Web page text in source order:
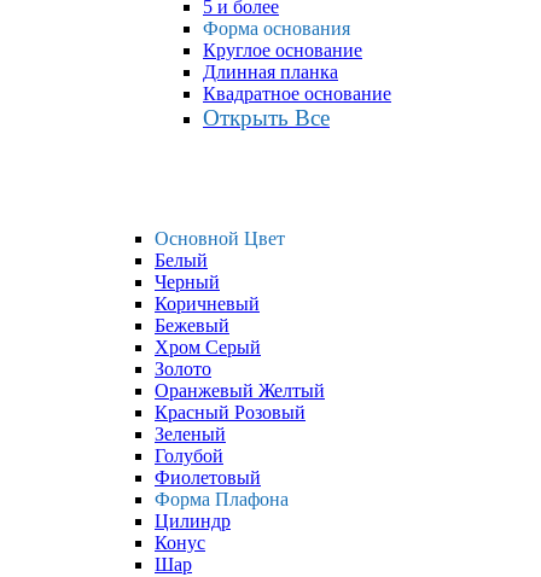
5 и более
Форма основания
Круглое основание
Длинная планка
Квадратное основание
Открыть Все
Основной Цвет
Белый
Черный
Коричневый
Бежевый
Хром Серый
Золото
Оранжевый Желтый
Красный Розовый
Зеленый
Голубой
Фиолетовый
Форма Плафона
Цилиндр
Конус
Шар